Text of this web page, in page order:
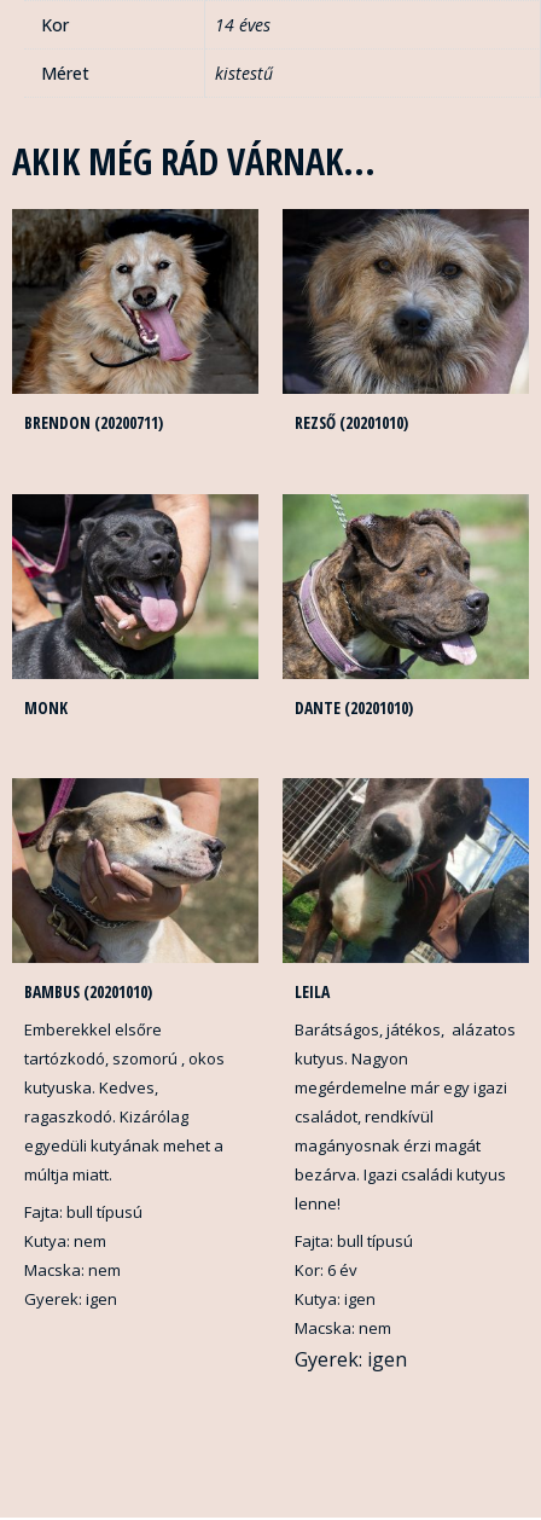
Kor 14 éves
Méret kistestű
AKIK MÉG RÁD VÁRNAK...
BRENDON (20200711) REZSŐ (20201010)
MONK DANTE (20201010)
BAMBUS (20201010)
Emberekkel elsőre
tartózkodó, szomorú , okos
kutyuska. Kedves,
ragaszkodó. Kizárólag
egyedüli kutyának mehet a
múltja miatt.
Fajta: bull típusú
Kutya: nem
Macska: nem
Gyerek: igen
LEILA
Barátságos, játékos, alázatos
kutyus. Nagyon
megérdemelne már egy igazi
családot, rendkívül
magányosnak érzi magát
bezárva. Igazi családi kutyus
lenne!
Fajta: bull típusú
Kor: 6 év
Kutya: igen
Macska: nem
Gyerek: igen